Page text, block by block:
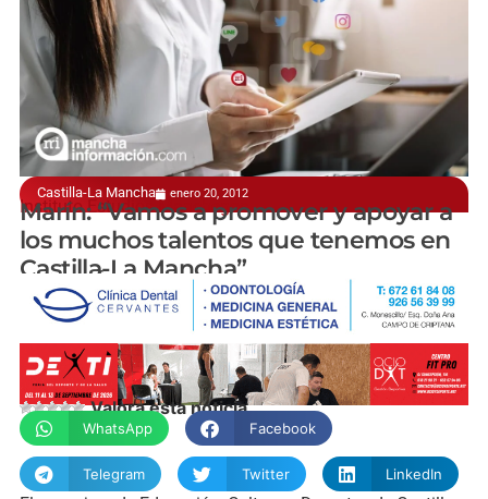
Castilla-La Mancha enero 20, 2012
Instituto Estudios Manchegos
Marín: “Vamos a promover y apoyar a
los muchos talentos que tenemos en
Castilla-La Mancha”
manchainformacion.com
Valora esta noticia
WhatsApp Facebook
Telegram Twitter LinkedIn